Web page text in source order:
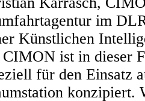
im
Künstlichen
CIMON ist in dieser
für den Einsatz
konzipiert.